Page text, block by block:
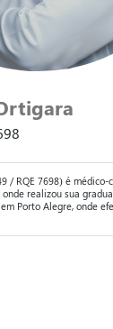
/ RQE 7698) é
onde realizou sua
Porto Alegre, onde